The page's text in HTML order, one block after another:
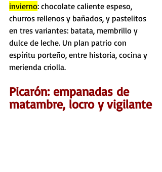
invierno: chocolate caliente espeso,
churros rellenos y bañados, y pastelitos
en tres variantes: batata, membrillo y
dulce de leche. Un plan patrio con
espíritu porteño, entre historia, cocina y
merienda criolla.
Picarón: empanadas de
matambre, locro y vigilante